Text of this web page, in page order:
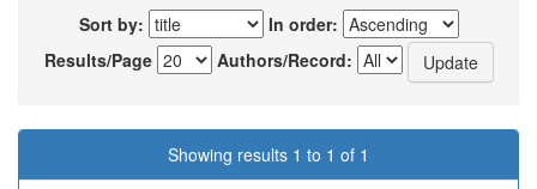
Sort by:
In order:
Results/Page
Authors/Record:
Showing results 1 to 1 of 1